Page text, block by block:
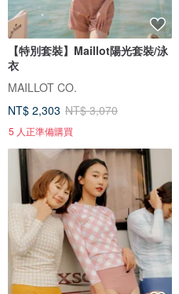
【特別套裝】Maillot陽光套裝/泳
衣
MAILLOT CO.
NT$ 2,303 NT$ 3,070
5 人正準備購買